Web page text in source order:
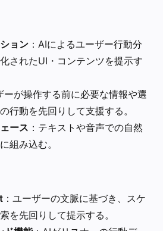
ョン ：AIによるユーザー行動分
されたUI・コンテンツを提示す
ーが操作する前に必要な情報や選
行動を先回りして支援する。
ース ：テキストや音声での自然
組み込む。
：ユーザーの文脈に基づき、スケ
を先回りして提示する。